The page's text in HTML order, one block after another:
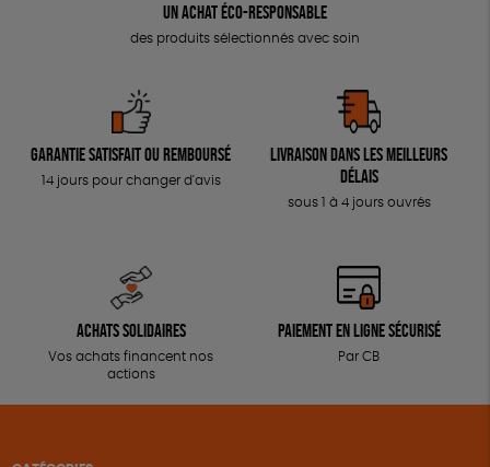
Un achat éco-responsable
des produits sélectionnés avec soin
Garantie satisfait ou remboursé
14 jours pour changer d'avis
Livraison dans les meilleurs
délais
sous 1 à 4 jours ouvrés
Achats solidaires
Vos achats financent nos
actions
Paiement en ligne sécurisé
Par CB